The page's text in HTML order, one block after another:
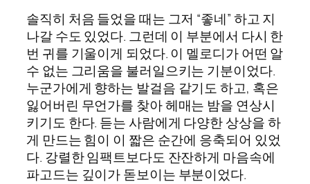
솔직히 처음 들었을 때는 그저 “좋네” 하고 지
나갈 수도 있었다. 그런데 이 부분에서 다시 한
번 귀를 기울이게 되었다. 이 멜로디가 어떤 알
수 없는 그리움을 불러일으키는 기분이었다.
누군가에게 향하는 발걸음 같기도 하고, 혹은
잃어버린 무언가를 찾아 헤매는 밤을 연상시
키기도 한다. 듣는 사람에게 다양한 상상을 하
게 만드는 힘이 이 짧은 순간에 응축되어 있었
다. 강렬한 임팩트보다도 잔잔하게 마음속에
파고드는 깊이가 돋보이는 부분이었다.